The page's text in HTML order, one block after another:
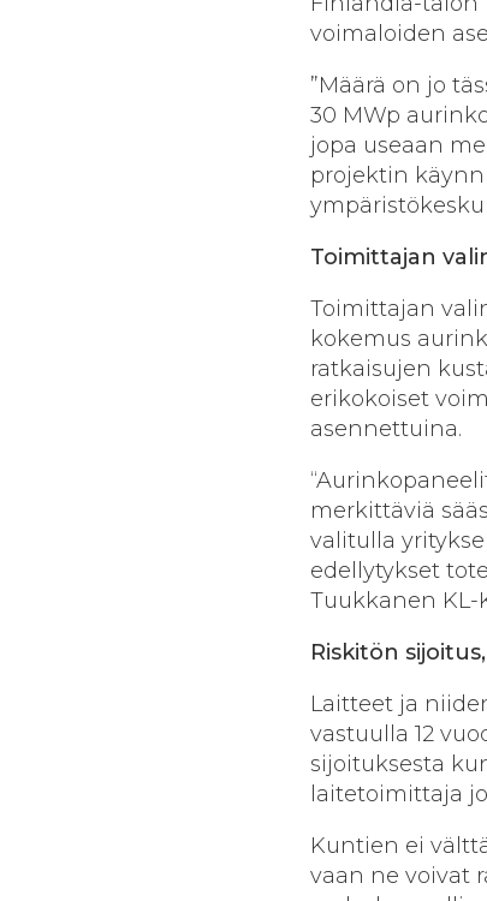
voimaloiden
”Määrä on jo
30 MWp
jopa useaan
projektin
Toimittajan
Toimittajan
kokemus
ratkaisujen
erikokoiset
asennettuina.
merkittäviä
valitulla
edellytykset
Tuukkanen
Riskitön
Laitteet ja
vastuulla 12
sijoituksesta
laitetoimittaja
Kuntien ei
vaan ne voivat